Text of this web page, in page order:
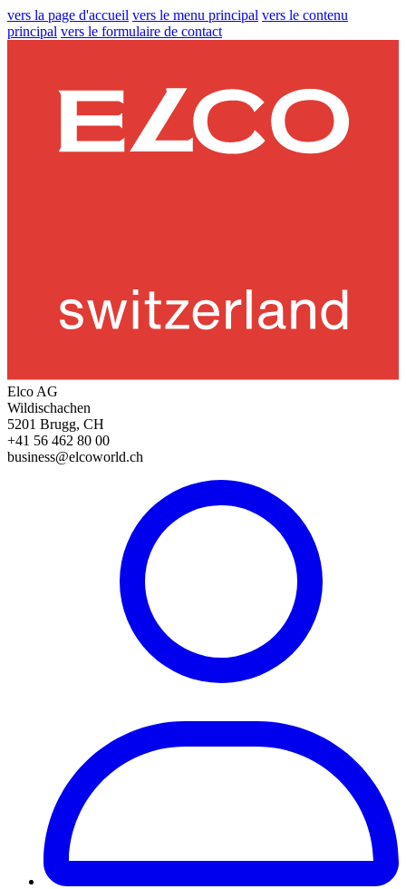
vers la page d'accueil vers le menu principal vers le contenu
principal vers le formulaire de contact
Elco AG
Wildischachen
5201 Brugg, CH
+41 56 462 80 00
business@elcoworld.ch